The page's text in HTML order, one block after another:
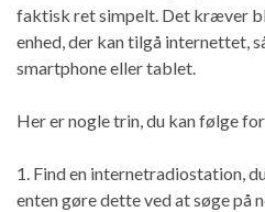
faktisk ret simpelt. Det kræver
enhed, der kan tilgå internettet,
smartphone eller tablet.
Her er nogle trin, du kan følge
1. Find en internetradiostation,
enten gøre dette ved at søge på